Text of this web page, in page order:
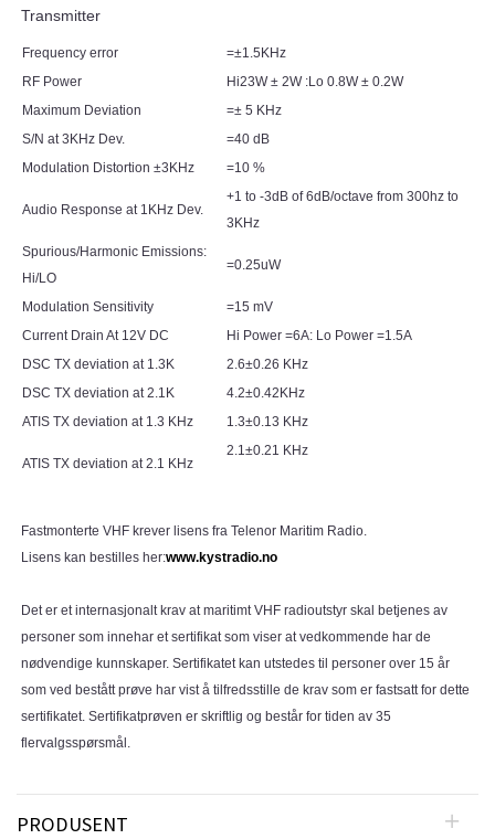
Transmitter
Frequency error
=±1.5KHz
RF Power
Hi23W ± 2W :Lo 0.8W ± 0.2W
Maximum Deviation
=± 5 KHz
S/N at 3KHz Dev.
=40 dB
Modulation Distortion ±3KHz
=10 %
Audio Response at 1KHz Dev.
+1 to -3dB of 6dB/octave from 300hz to
3KHz
Spurious/Harmonic Emissions:
Hi/LO
=0.25uW
Modulation Sensitivity
=15 mV
Current Drain At 12V DC
Hi Power =6A: Lo Power =1.5A
DSC TX deviation at 1.3K
2.6±0.26 KHz
DSC TX deviation at 2.1K
4.2±0.42KHz
ATIS TX deviation at 1.3 KHz
1.3±0.13 KHz
ATIS TX deviation at 2.1 KHz
2.1±0.21 KHz
Fastmonterte VHF krever lisens fra Telenor Maritim Radio.
Lisens kan bestilles her:www.kystradio.no
Det er et internasjonalt krav at maritimt VHF radioutstyr skal betjenes av
personer som innehar et sertifikat som viser at vedkommende har de
nødvendige kunnskaper. Sertifikatet kan utstedes til personer over 15 år
som ved bestått prøve har vist å tilfredsstille de krav som er fastsatt for dette
sertifikatet. Sertifikatprøven er skriftlig og består for tiden av 35
flervalgsspørsmål.
PRODUSENT